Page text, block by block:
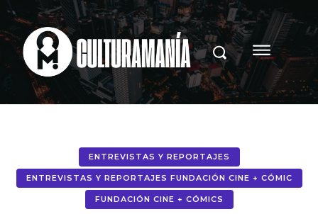
ENTREVISTAS Y REPORTAJES
ENTREVISTAS Y REPORTAJES FUNDACIÓN CINE + CÓMIC
FUNDACIÓN CINE + CÓMICS